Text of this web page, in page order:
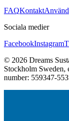
FAQKontakt
Sociala medier
FacebookInstagram
© 2026 Dreams
Stockholm Sweden,
number: 559347-